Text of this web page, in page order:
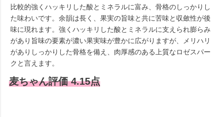
比較的強くハッキリした酸とミネラルに富み、骨格のしっかりし
た味わいです。余韻は長く、果実の旨味と共に苦味と収斂性が後
味に現れます。強くハッキリした酸とミネラルに支えられ膨らみ
があり旨味の要素が濃い果実味が豊かに広がりますが、メリハリ
がありしっかりした骨格を備え、肉厚感のある上質なロゼスパー
クと言えます。
麦ちゃん評価 4.15点